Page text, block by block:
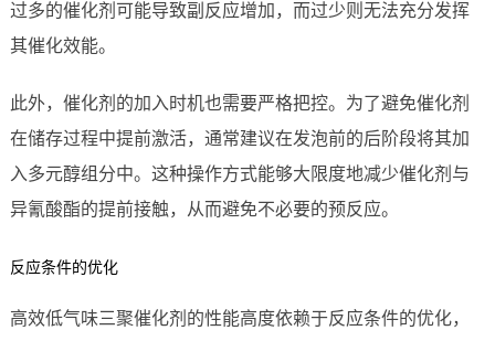
过多的催化剂可能导致副反应增加，而过少则无法充分发挥
其催化效能。
此外，催化剂的加入时机也需要严格把控。为了避免催化剂
在储存过程中提前激活，通常建议在发泡前的后阶段将其加
入多元醇组分中。这种操作方式能够大限度地减少催化剂与
异氰酸酯的提前接触，从而避免不必要的预反应。
反应条件的优化
高效低气味三聚催化剂的性能高度依赖于反应条件的优化，